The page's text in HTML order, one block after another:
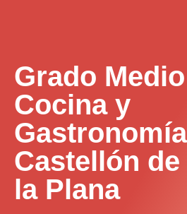
Grado Medio
Cocina y
Gastronomía
Castellón de
la Plana